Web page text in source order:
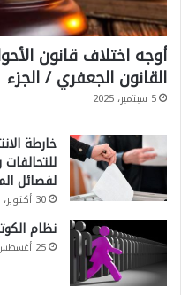
أوجه اختلاف قانون
القانون الجعفري / الجزء 1
5 سبتمبر، 2025
لفصائل
30 أكتوبر، 2025
نظام
25 أغسطس، 2025